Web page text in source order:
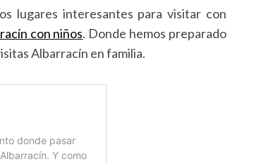
lugares interesantes para visitar con
con niños. Donde hemos preparado
Albarracín en familia.